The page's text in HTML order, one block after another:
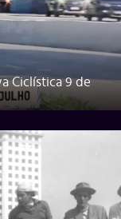
Ciclística 9 de